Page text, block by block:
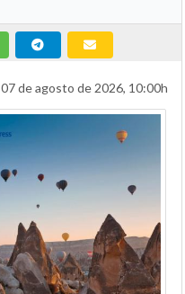
07 de agosto de 2026, 10:00h